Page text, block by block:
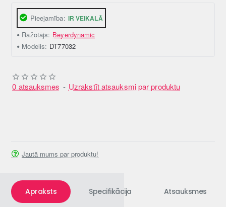
Pieejamība: IR VEIKALĀ
Ražotājs: Beyerdynamic
Modelis: DT77032
0 atsauksmes - Uzrakstīt atsauksmi par produktu
Jautā mums par produktu!
Apraksts Specifikācija Atsauksmes